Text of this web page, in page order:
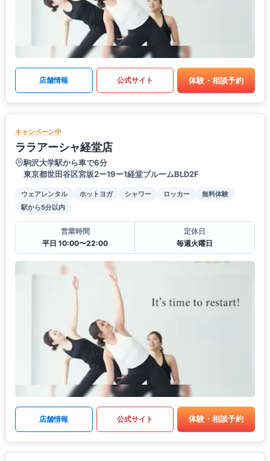
店舗情報 公式サイト 体験・相談予約
キャンペーン中
ララアーシャ経堂店
駒沢大学駅から車で6分
東京都世田谷区宮坂2ー19ー1経堂ブルームBLD2F
ウェアレンタル ホットヨガ シャワー ロッカー
無料体験
駅から5分以内
営業時間
平日 10:00〜22:00
定休日
毎週火曜日
店舗情報 公式サイト 体験・相談予約